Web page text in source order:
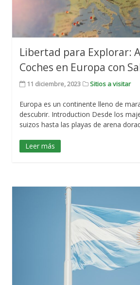
Libertad para Explorar:
Coches en Europa con
11 diciembre, 2023 Sitios a visitar
Europa es un continente lleno de
descubrir. Introduction Desde los
suizos hasta las playas de arena
Leer más